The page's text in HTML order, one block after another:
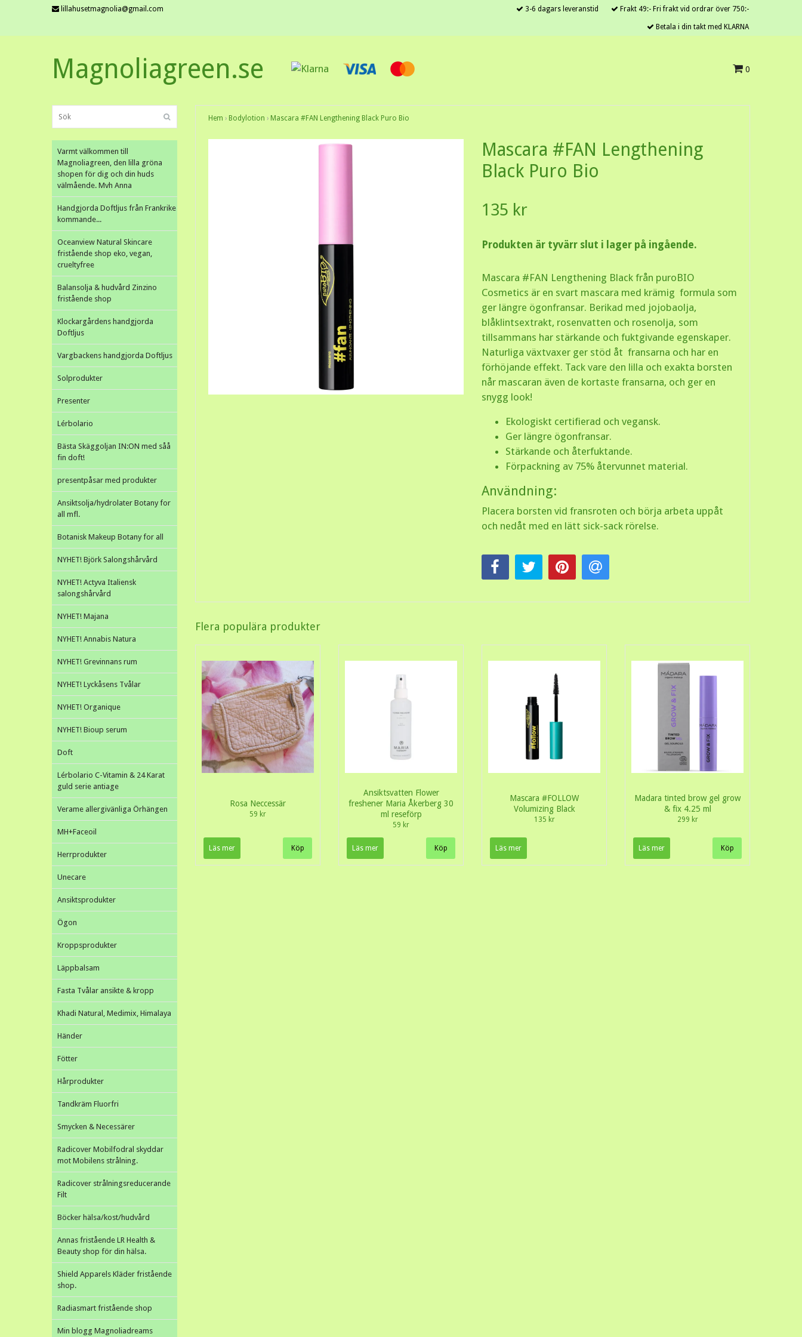
lillahusetmagnolia@gmail.com 3-6 dagars leveranstid Frakt 49:- Fri frakt vid ordrar över 750:-
Betala i din takt med KLARNA
Magnoliagreen.se 0
Varmt välkommen till
Magnoliagreen, den lilla gröna
shopen för dig och din huds
välmående. Mvh Anna
Handgjorda Doftljus från Frankrike
kommande...
Oceanview Natural Skincare
fristående shop eko, vegan,
crueltyfree
Balansolja & hudvård Zinzino
fristående shop
Klockargårdens handgjorda
Doftljus
Vargbackens handgjorda Doftljus
Solprodukter
Presenter
Lérbolario
Bästa Skäggoljan IN:ON med såå
fin doft!
presentpåsar med produkter
Ansiktsolja/hydrolater Botany for
all mfl.
Botanisk Makeup Botany for all
NYHET! Björk Salongshårvård
NYHET! Actyva Italiensk
salongshårvård
NYHET! Majana
NYHET! Annabis Natura
NYHET! Grevinnans rum
NYHET! Lyckåsens Tvålar
NYHET! Organique
NYHET! Bioup serum
Doft
Lérbolario C-Vitamin & 24 Karat
guld serie antiage
Verame allergivänliga Örhängen
MH+Faceoil
Herrprodukter
Unecare
Ansiktsprodukter
Ögon
Kroppsprodukter
Läppbalsam
Fasta Tvålar ansikte & kropp
Khadi Natural, Medimix, Himalaya
Händer
Fötter
Hårprodukter
Tandkräm Fluorfri
Smycken & Necessärer
Radicover Mobilfodral skyddar
mot Mobilens strålning.
Radicover strålningsreducerande
Filt
Böcker hälsa/kost/hudvård
Annas fristående LR Health &
Beauty shop för din hälsa.
Shield Apparels Kläder fristående
shop.
Radiasmart fristående shop
Min blogg Magnoliadreams
Hem › Bodylotion › Mascara #FAN Lengthening Black Puro Bio
Mascara #FAN Lengthening
Black Puro Bio
135 kr
Produkten är tyvärr slut i lager på ingående.
Mascara #FAN Lengthening Black från puroBIO
Cosmetics är en svart mascara med krämig formula som
ger längre ögonfransar. Berikad med jojobaolja,
blåklintsextrakt, rosenvatten och rosenolja, som
tillsammans har stärkande och fuktgivande egenskaper.
Naturliga växtvaxer ger stöd åt fransarna och har en
förhöjande effekt. Tack vare den lilla och exakta borsten
når mascaran även de kortaste fransarna, och ger en
snygg look!
Ekologiskt certifierad och vegansk.
Ger längre ögonfransar.
Stärkande och återfuktande.
Förpackning av 75% återvunnet material.
Användning:
Placera borsten vid fransroten och börja arbeta uppåt
och nedåt med en lätt sick-sack rörelse.
Flera populära produkter
Rosa Neccessär
59 kr
Läs mer
Ansiktsvatten Flower
freshener Maria Åkerberg 30
ml reseförp
59 kr
Läs mer
Mascara #FOLLOW
Volumizing Black
135 kr
Läs mer
Madara tinted brow gel grow
& fix 4.25 ml
299 kr
Läs mer